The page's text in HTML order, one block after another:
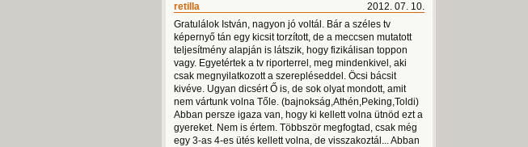
2012. 07. 10.
retilla
Gratulálok István, nagyon jó voltál. Bár a széles tv
képernyő tán egy kicsit torzított, de a meccsen mutatott
teljesítmény alapján is látszik, hogy fizikálisan toppon
vagy. Egyetértek a tv riporterrel, meg mindenkivel, aki
csak megnyilatkozott a szerepléseddel. Öcsi bácsit
kivéve. Ugyan dicsért Ő is, de sok olyat mondott, amit
nem vártunk volna Tőle. (bajnokság,Athén,Peking,Toldi)
Abban persze igaza van, hogy ki kellett volna ütnöd ezt a
gyereket. Nem is értem. Többször megfogtad, csak még
egy 3-as 4-es ütés kellett volna, de visszakoztál... Abban